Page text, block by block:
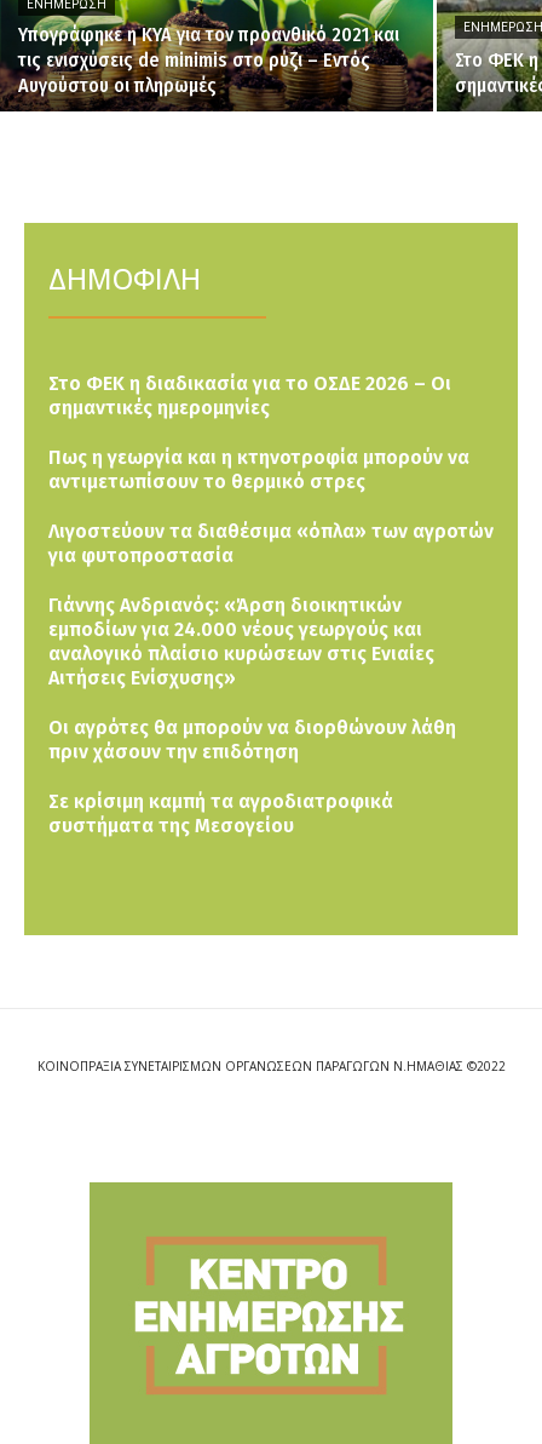
ΕΝΗΜΈΡΩΣΗ
Υπογράφηκε η ΚΥΑ για τον προανθικό 2021 και
τις ενισχύσεις de minimis στο ρύζι – Εντός
Αυγούστου οι πληρωμές
Στο ΦΕΚ η
ΔΗΜΟΦΙΛΗ
Στο ΦΕΚ η διαδικασία για το ΟΣΔΕ 2026 – Οι
σημαντικές ημερομηνίες
Πως η γεωργία και η κτηνοτροφία μπορούν να
αντιμετωπίσουν το θερμικό στρες
Λιγοστεύουν τα διαθέσιμα «όπλα» των αγροτών
για φυτοπροστασία
Γιάννης Ανδριανός: «Άρση διοικητικών
εμποδίων για 24.000 νέους γεωργούς και
αναλογικό πλαίσιο κυρώσεων στις Ενιαίες
Αιτήσεις Ενίσχυσης»
Οι αγρότες θα μπορούν να διορθώνουν λάθη
πριν χάσουν την επιδότηση
Σε κρίσιμη καμπή τα αγροδιατροφικά
συστήματα της Μεσογείου
ΚΟΙΝΟΠΡΑΞΙΑ ΣΥΝΕΤΑΙΡΙΣΜΩΝ ΟΡΓΑΝΩΣΕΩΝ ΠΑΡΑΓΩΓΩΝ Ν.ΗΜΑΘΙΑΣ ©2022